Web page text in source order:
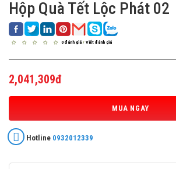
Hộp Quà Tết Lộc Phát 02
0 đánh giá / Viết đánh giá
2,041,309đ
MUA NGAY
Hotline 0932012339